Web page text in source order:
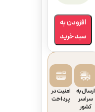
افزودن به
سبد خرید
ارسال به
سراسر
کشور
امنیت در
پرداخت